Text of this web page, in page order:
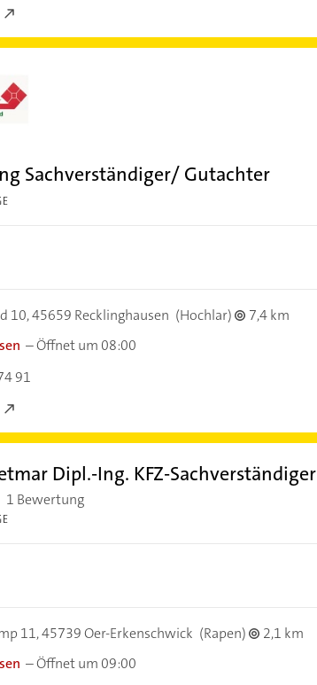
Sachverständiger/ Gutachter
10,45659 Recklinghausen (Hochlar)
7,4 km
–Öffnet um 08:00
91
Dipl.-Ing. KFZ-Sachverständiger
1 Bewertung
11,45739 Oer-Erkenschwick (Rapen)
2,1 km
–Öffnet um 09:00